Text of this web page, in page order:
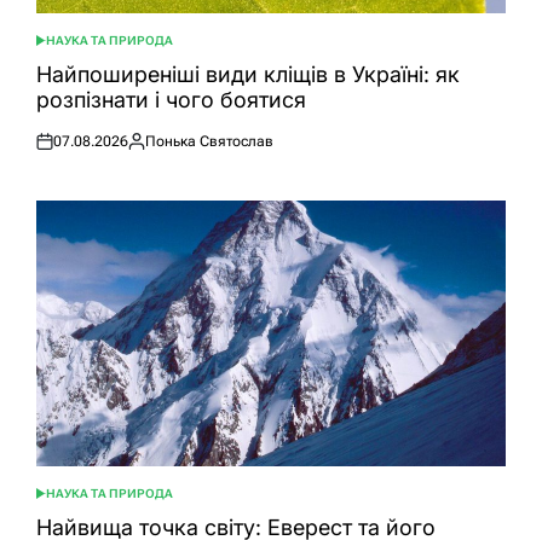
ОПУБЛІКУВАТИ
У
НАУКА ТА ПРИРОДА
Найпоширеніші види кліщів в Україні: як
розпізнати і чого боятися
Оприлюднено
07.08.2026
Опубліковано
Понька Святослав
ОПУБЛІКУВАТИ
У
НАУКА ТА ПРИРОДА
Найвища точка світу: Еверест та його